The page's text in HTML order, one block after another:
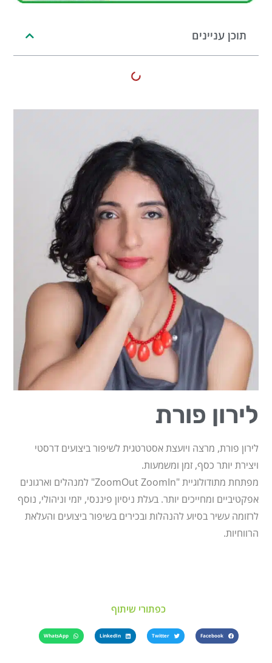
תוכן עניינים
לירון פורת
לירון פורת, מרצה ויועצת אסטרטגית לשיפור ביצועים דרסטי
ויצירת יותר כסף, זמן ומשמעות.
מפתחת מתודולוגיית "ZoomOut ZoomIn" למנהלים וארגונים
אפקטיביים ומחייכים יותר. בעלת ניסיון פיננסי, יזמי וניהולי, נוסף
לרזומה עשיר בסיוע להנהלות ובכירים בשיפור ביצועים והעלאת
הרווחיות.
כפתורי שיתוף
Facebook
Twitter
LinkedIn
WhatsApp